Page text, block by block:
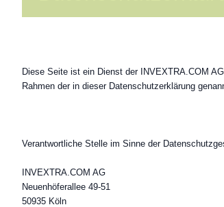
Diese Seite ist ein Dienst der INVEXTRA.COM
Rahmen der in dieser Datenschutzerklärung
Verantwortliche Stelle im Sinne der
INVEXTRA.COM AG
Neuenhöferallee 49-51
50935 Köln